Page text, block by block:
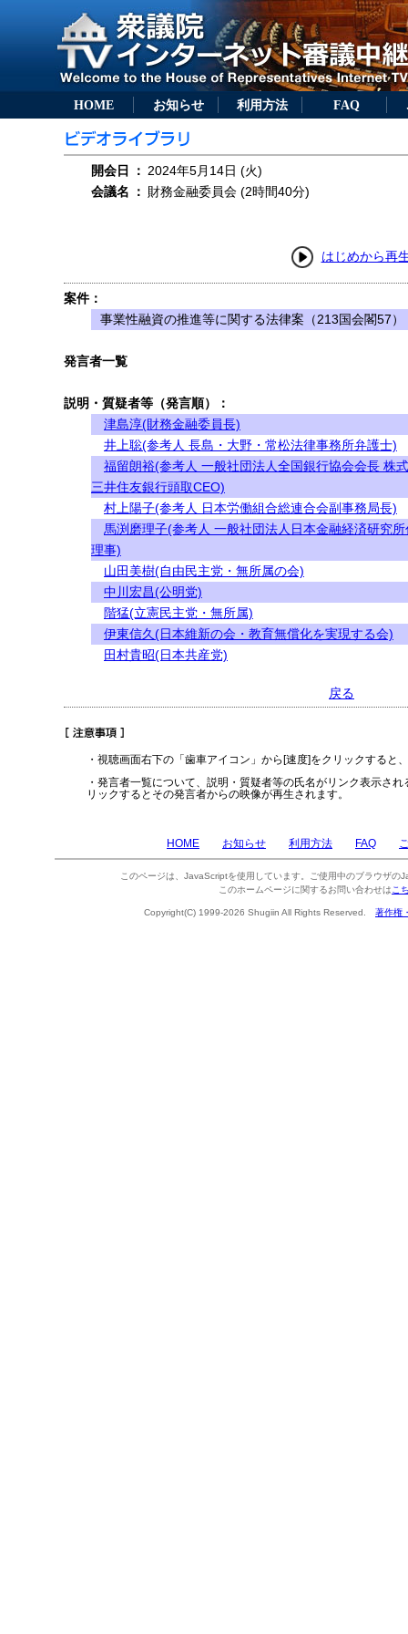
HOME お知らせ 利用方法 FAQ
開会日 ： 2024年5月14日 (火)
会議名
： 財務金融委員会 (2時間40分)
はじめから再
案件：
事業性融資の推進等に関する法律案（213国会閣57）
発言者一覧
説明・質疑者等（発言順）：
津島淳(財務金融委員長)
井上聡(参考人 長島・大野・常松法律事務所弁護士)
福留朗裕(参考人 一般社団法人全国銀行協会会長 株
三井住友銀行頭取CEO)
村上陽子(参考人 日本労働組合総連合会副事務局長)
馬渕磨理子(参考人 一般社団法人日本金融経済研究所
理事)
山田美樹(自由民主党・無所属の会)
中川宏昌(公明党)
階猛(立憲民主党・無所属)
伊東信久(日本維新の会・教育無償化を実現する会)
田村貴昭(日本共産党)
戻る
・視聴画面右下の「歯車アイコン」から[速度]をクリックすると
・発言者一覧について、説明・質疑者等の氏名がリンク表示さ
リックするとその発言者からの映像が再生されます。
HOME お知らせ 利用方法 FAQ
このページは、JavaScriptを使用しています。ご使用中のブラウザの
このホームページに関するお問い合わせは こ
Copyright(C) 1999-2026 Shugiin All Rights Reserved. 著作権